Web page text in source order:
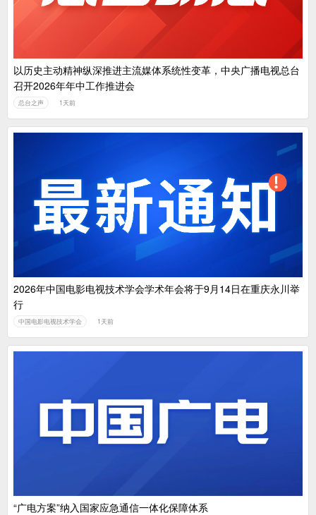
以历史主动精神纵深推进主流媒体系统性变革，中央广播电视总台
召开2026年年中工作推进会
总台之声 1天前
2026年中国电影电视技术学会学术年会将于9月14日在重庆永川举
行
中国电影电视技术学会 1天前
“广电方案”纳入国家应急通信一体化保障体系